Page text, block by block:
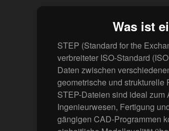
Was ist
STEP (Standard for the
verbreiteter ISO-Standard
Daten zwischen
geometrische und strukturelle
STEP-Dateien sind ideal
Ingenieurwesen, Fertigung
gängigen CAD-Programmen